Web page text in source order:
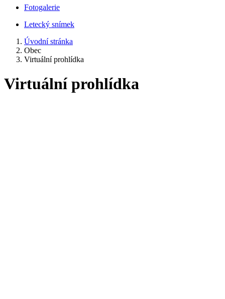
Fotogalerie
Letecký snímek
Úvodní stránka
Obec
Virtuální prohlídka
Virtuální prohlídka